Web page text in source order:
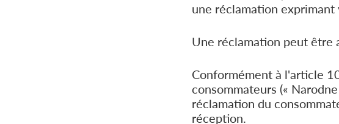
une réclamation
Une réclamation peut être
Conformément à l'article
consommateurs («
réclamation du
réception.